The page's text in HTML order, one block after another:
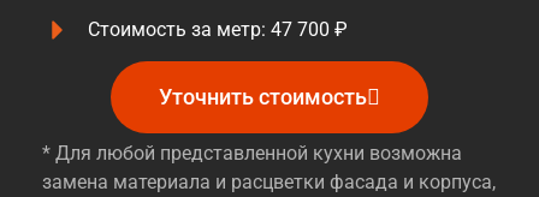
Стоимость за метр: 47 700 ₽
Уточнить стоимость
* Для любой представленной кухни возможна
замена материала и расцветки фасада и корпуса,